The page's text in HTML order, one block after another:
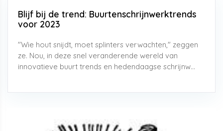
Blijf bij de trend: Buurtenschrijnwerktrends
voor 2023
"Wie hout snijdt, moet splinters verwachten," zeggen
ze. Nou, in deze snel veranderende wereld van
innovatieve buurt trends en hedendaagse schrijnw...